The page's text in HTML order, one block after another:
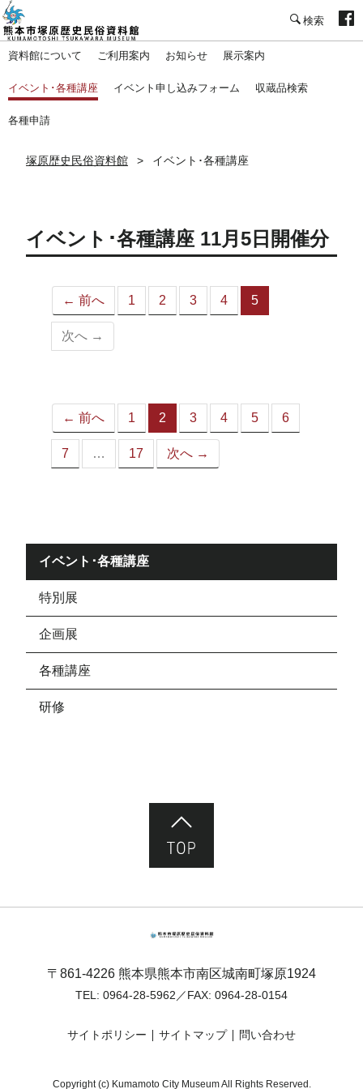
資料館について ご利用案内 お知らせ 展示案内
イベント･各種講座 イベント申し込みフォーム 収蔵品検索
各種申請
塚原歴史民俗資料館 イベント･各種講座
イベント･各種講座 11月5日開催分
← 前へ 1 2 3 4 5
次へ →
← 前へ 1 2
（こ
の
ペ
3 4 5 6
7 … 17 次へ →
イベント･各種講座
特別展
企画展
各種講座
研修
〒861-4226 熊本県熊本市南区城南町塚原1924
TEL: 0964-28-5962 ／FAX: 0964-28-0154
サイトポリシー サイトマップ 問い合わせ
Copyright (c) Kumamoto City Museum All Rights Reserved.